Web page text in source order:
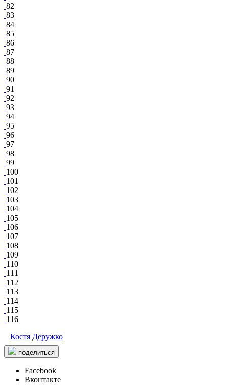
82
83
84
85
86
87
88
89
90
91
92
93
94
95
96
97
98
99
100
101
102
103
104
105
106
107
108
109
110
111
112
113
114
115
116
Костя Деружко
поделиться
Facebook
Вконтакте